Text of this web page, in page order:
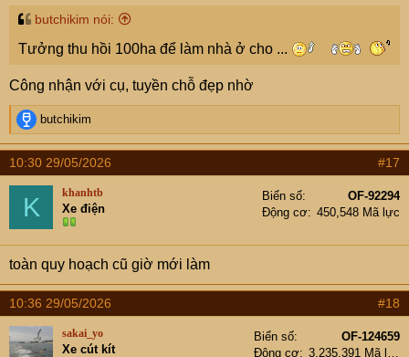
butchikim nói:
Tưởng thu hồi 100ha để làm nhà ở cho ...
Công nhận với cụ, tuyền chỗ đẹp nhờ
R
e
a
c
t
o
n
s
:
butchikim
10:30 29/05/2026 #17
K khanhtb
Xe điện
Biển số
OF-92294
Động cơ
450,548 Mã lực
toàn quy hoạch cũ giờ mới làm
10:36 29/05/2026 #18
sakai_yo
Xe cút kít
Biển số
OF-124659
Động cơ
3,235,391 Mã lực